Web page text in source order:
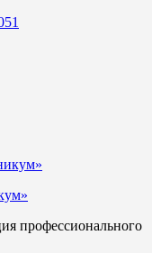
профессионального